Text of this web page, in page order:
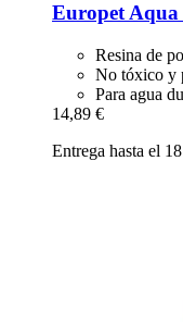
EuropetAqua
Resina de
No tóxico y
Para agua
14,89 €
Entrega hasta el